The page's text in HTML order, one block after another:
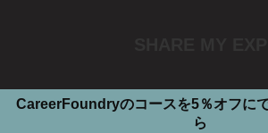
CareerFoundryのコースを5％オフに
ら